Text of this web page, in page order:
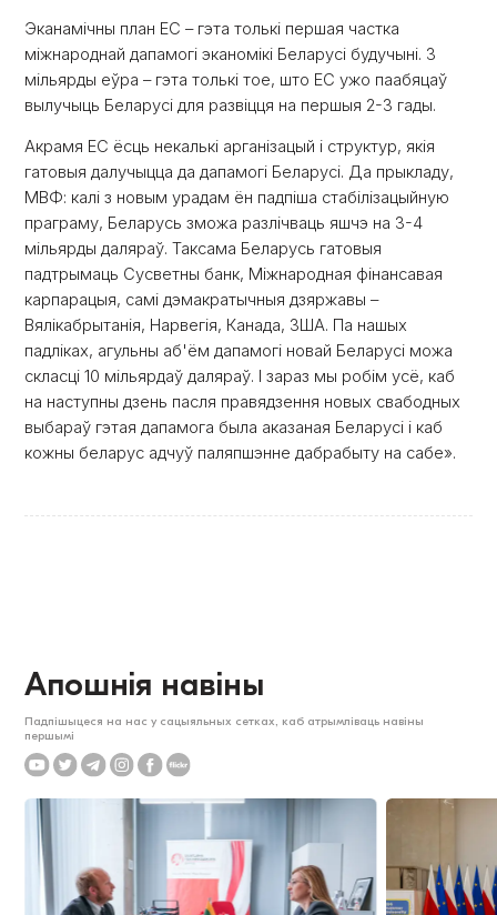
Эканамічны план ЕС – гэта толькі першая частка
міжнароднай дапамогі эканомікі Беларусі будучыні. 3
мільярды еўра – гэта толькі тое, што ЕС ужо паабяцаў
вылучыць Беларусі для развіцця на першыя 2-3 гады.
Акрамя ЕС ёсць некалькі арганізацый і структур, якія
гатовыя далучыцца да дапамогі Беларусі. Да прыкладу,
МВФ: калі з новым урадам ён падпіша стабілізацыйную
праграму, Беларусь зможа разлічваць яшчэ на 3-4
мільярды даляраў. Таксама Беларусь гатовыя
падтрымаць Сусветны банк, Міжнародная фінансавая
карпарацыя, самі дэмакратычныя дзяржавы –
Вялікабрытанія, Нарвегія, Канада, ЗША. Па нашых
падліках, агульны аб'ём дапамогі новай Беларусі можа
скласці 10 мільярдаў даляраў. І зараз мы робім усё, каб
на наступны дзень пасля правядзення новых свабодных
выбараў гэтая дапамога была аказаная Беларусі і каб
кожны беларус адчуў паляпшэнне дабрабыту на сабе».
Апошнія навіны
Падпішыцеся на нас у сацыяльных сетках, каб атрымліваць навіны
першымі